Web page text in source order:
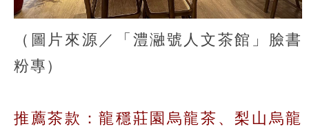
（圖片來源／「澧瀜號人文茶館」臉書
粉專）
推薦茶款：龍穩莊園烏龍茶、梨山烏龍